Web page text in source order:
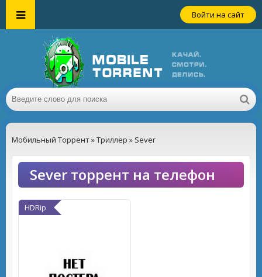
Войти на сайт
Мобильный Торрент»Триллер » Sever
Sever торрент на телефон
HDRip